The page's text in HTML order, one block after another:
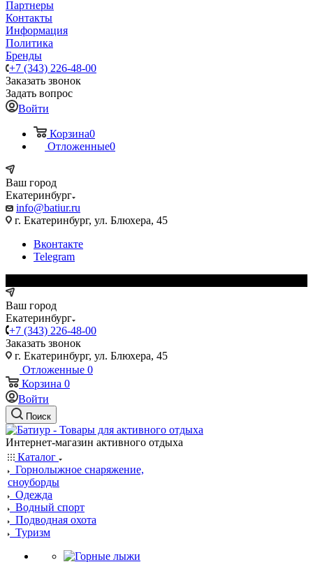
Партнеры
Контакты
Информация
Политика
Бренды
+7 (343) 226-48-00
Заказать звонок
Задать вопрос
Войти
Корзина0
Отложенные0
Ваш город
Екатеринбург
info@batiur.ru
г. Екатеринбург, ул. Блюхера, 45
Вконтакте
Telegram
Ваш город
Екатеринбург
+7 (343) 226-48-00
Заказать звонок
г. Екатеринбург, ул. Блюхера, 45
Отложенные 0
Корзина 0
Войти
Поиск
Интернет-магазин активного отдыха
Каталог
Горнолыжное снаряжение,
сноуборды
Одежда
Водный спорт
Подводная охота
Туризм